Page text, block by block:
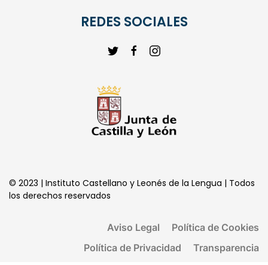
REDES SOCIALES
© 2023 | Instituto Castellano y Leonés de la Lengua | Todos
los derechos reservados
Aviso Legal
Política de Cookies
Política de Privacidad
Transparencia